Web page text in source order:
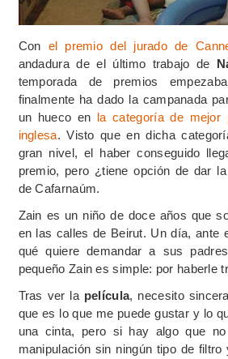
Con el premio del jurado de
andadura de el último trabajo de
temporada de premios
finalmente ha dado la campanada
un hueco en la categoría de mejor
inglesa. Visto que en dicha
gran nivel, el haber conseguido
premio, pero ¿tiene opción de dar
de Cafarnaúm.
Zain es un niño de doce años que
en las calles de Beirut. Un día, ante
qué quiere demandar a sus
pequeño Zain es simple: por haberle
Tras ver la película, necesito
que es lo que me puede gustar y lo
una cinta, pero si hay algo que
manipulación sin ningún tipo de